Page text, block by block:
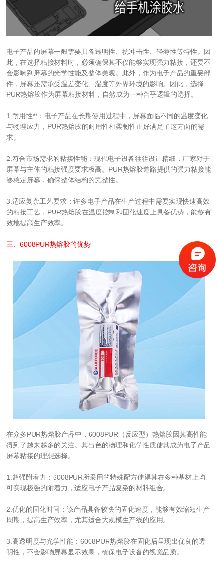
电子产品的屏幕一般需要具备透明性、抗冲击性、轻薄性等特性。因
此，在选择粘接材料时，必须确保其不仅能够实现强力粘接，还要不
会影响到屏幕的光学性能及整体美观。此外，作为电子产品的重要部
件，屏幕还需承受温差变化、湿度等外界环境的影响。因此，选择
PUR热熔胶作为屏幕粘接材料，自然成为一种合乎逻辑的选择。
1.耐用性**：电子产品在长期使用过程中，屏幕面临不同的温度变化
与物理应力，PUR热熔胶的耐用性和柔韧性正好满足了这方面的需
求。
2.符合市场需求的粘接性能：现代电子设备往往设计精细，厂家对于
屏幕与主体的粘接强度要求极高。PUR热熔胶道路提供的强力粘接能
够稳定屏幕，确保整体结构的完整性。
3.适应复杂工艺要求：许多电子产品在生产过程中需要实现快速高效
的粘接工艺，PUR热熔胶在温度控制和固化速度上具备优势，能够有
效地提高生产效率。
三、6008PUR热熔胶的优势
在众多PUR热熔胶产品中，6008PUR（反应型）热熔胶因其高性能
得到了越来越多的关注。其出色的物理和化学性质使其成为电子产品
屏幕粘接的理想选择。
1.超强附着力：6008PUR所采用的特殊配方使得其在多种基材上均
可实现极强的附着力，适应电子产品复杂的材料组合。
2.优化的固化时间：该产品具备较快的固化速度，能够有效缩短生产
周期，提高生产效率，尤其适合大规模生产线的应用。
3.高透明度与光学性能：6008PUR热熔胶在固化后呈现出优良的透
明性，不会影响屏幕显示效果，确保电子设备的视觉品质。